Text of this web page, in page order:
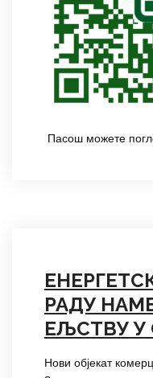
Пасош можете
РАДУ
ЕЉСТВУ У
Нови објекат